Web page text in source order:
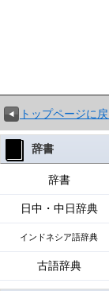
トップページに
辞書
辞書
日中・中日辞典
インドネシア語辞典
古語辞典